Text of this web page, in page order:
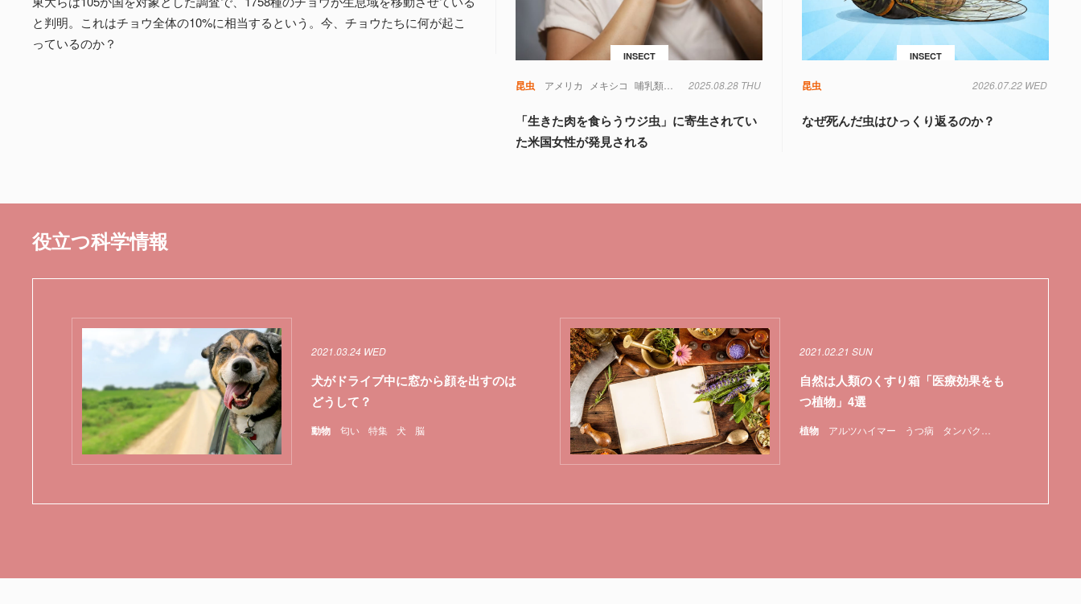
と判明。これはチョウ全体の10%に相当するという。今、チョウたちに何が起こ
っているのか？
INSECT
昆虫 アメリカ メキシコ 哺乳類 寄生虫 虫
2025.08.28 THU
「生きた肉を食らうウジ虫」に寄生されてい
た米国女性が発見される
INSECT
昆虫 2026.07.22 WED
なぜ死んだ虫はひっくり返るのか？
役立つ科学情報
動物 匂い 特集 犬 脳
2021.03.24 WED
犬がドライブ中に窓から顔を出すのは
どうして？
植物 アルツハイマー うつ病 タンパク質
2021.02.21 SUN
自然は人類のくすり箱「医療効果をも
つ植物」4選